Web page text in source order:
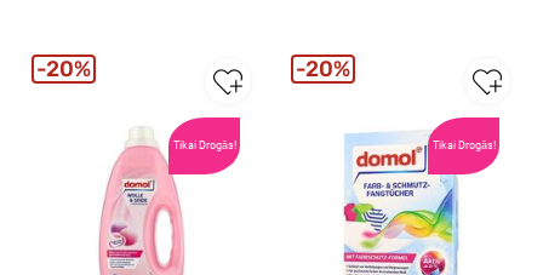
Tikai Drogās!
20%
Tikai Drogās!
20%